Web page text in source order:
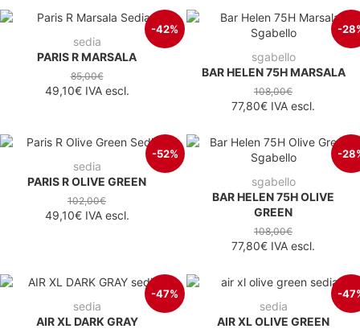
-42%
sedia
PARIS R MARSALA
85,00€
49,10€IVA escl.
-
sgabello
BAR HELEN 75H MARSALA
108,00€
77,80€ IVA escl.
-52%
sedia
PARIS R OLIVE GREEN
102,00€
49,10€IVA escl.
-
sgabello
BAR HELEN 75H OLIVE
GREEN
108,00€
77,80€ IVA escl.
-47%
sedia
AIR XL DARK GRAY
-
sedia
AIR XL OLIVE GREEN